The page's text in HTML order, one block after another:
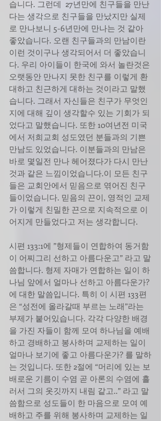
습니다. 그런데  27년만에 친구들을 만난
다는 생각으로 친구들을 만났지만 실제
로 만나보니 5-6년만에 만나는 것 같아
좋았습니다. 오랜 친구들과의 만남이란
이런 것이구나 생각되어서 더 좋았습니
다. 우리 아이들이 한국에 와서 놀란것은
오랫동안 만나지 못한 친구를 이렇게 환
대하고 친근하게 대하는 것이라고 말했
습니다. 그래서 자신들은 친구가 무엇인
지에 대해 깊이 생각할수 있는 기회가 되
었다고 말했습니다. 또한 10여년전 미국
에서 저희교회 성도였던 분들과의 기쁜
만남도 있었습니다. 이분들과의 만남은
바로 몇일전 만나 헤어졌다가 다시 만난
것과 같은 느낌이었습니다.이 모든 친구
들은 교회안에서 믿음으로 엮어진 친구
들이었습니다. 믿음의 끈이, 영적인 교제
가 이렇게 친밀한 끈으로 지속적으로 이
어지게 만들었다고 저는 생각합니다.
시편 133:1에 ”형제들이 연합하여 동거함
이 어찌그리 선하고 아름다운고” 라고 말
씀합니다. 형제 자매가 연합하는 일이 하
나님 앞에서 얼마나 선하고 아름다운가?
에 대한 말씀입니다. 특히 이 시편 133편
은 “성전에 올라갈때 부르는 노래”라는
부제가 붙어있습니다. 각각 다양한 배경
을 가진 자들이 함께 모여 하나님을 예배
하고 경배하고 봉사하며 교제하는 일이
얼마나 보기에 좋고 아름다운가? 를 말하
는 것입니다. 또한 2절에 “머리에 있는 보
배로운 기름이 수염 곧 아론의 수염에 흘
러서 그의 옷깃까지 내림 같고..” 라고 말
씀함으로 성도들이 한 마음으로 모여 예
배하고 주를 위해 봉사하며 교제하는 일